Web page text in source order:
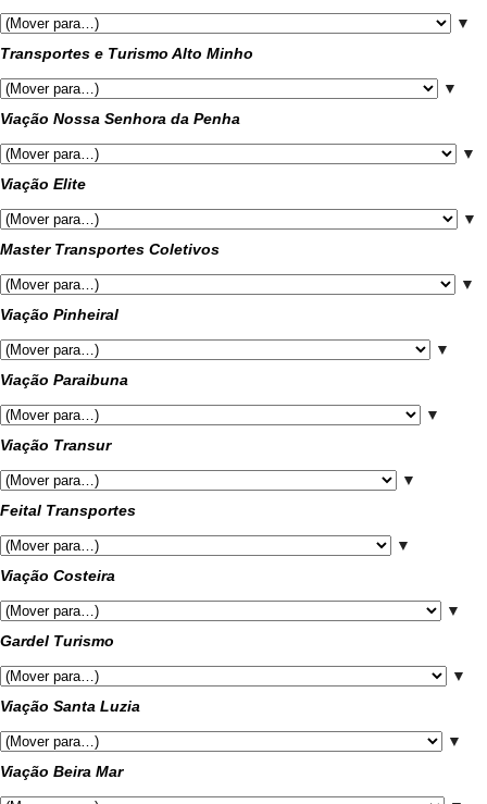
▼
Transportes e Turismo Alto Minho
▼
Viação Nossa Senhora da Penha
▼
Viação Elite
▼
Master Transportes Coletivos
▼
Viação Pinheiral
▼
Viação Paraibuna
▼
Viação Transur
▼
Feital Transportes
▼
Viação Costeira
▼
Gardel Turismo
▼
Viação Santa Luzia
▼
Viação Beira Mar